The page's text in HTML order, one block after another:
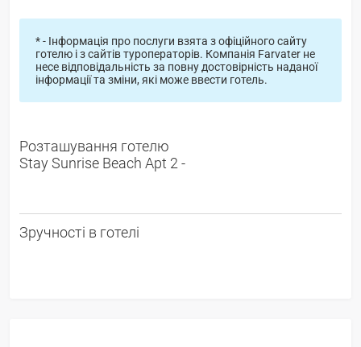
* - Інформація про послуги взята з офіційного сайту
готелю і з сайтів туроператорів. Компанія Farvater не
несе відповідальність за повну достовірність наданої
інформації та зміни, які може ввести готель.
Розташування готелю
Stay Sunrise Beach Apt 2 -
Зручності в готелі